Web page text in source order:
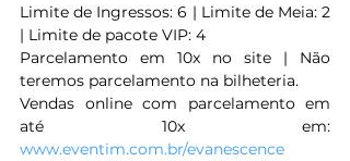
Limite de Ingressos: 6 | Limite de Meia: 2
| Limite de pacote VIP: 4
Parcelamento em 10x no site | Não
teremos parcelamento na bilheteria.
Vendas online com parcelamento em
www.eventim.com.br/evanescence